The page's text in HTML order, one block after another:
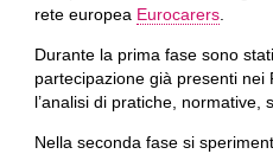
rete europea Eurocarers.
Durante la prima fase sono
partecipazione già presenti nei
l’analisi di pratiche, normative,
Nella seconda fase si